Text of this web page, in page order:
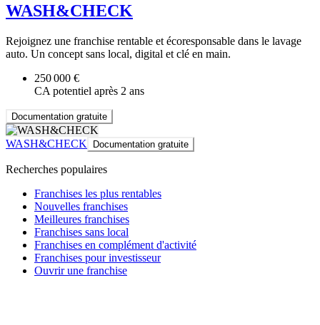
WASH&CHECK
Rejoignez une franchise rentable et écoresponsable dans le lavage
auto. Un concept sans local, digital et clé en main.
250 000 €
CA potentiel après 2 ans
Documentation gratuite
WASH&CHECK Documentation gratuite
Recherches populaires
Franchises les plus rentables
Nouvelles franchises
Meilleures franchises
Franchises sans local
Franchises en complément d'activité
Franchises pour investisseur
Ouvrir une franchise